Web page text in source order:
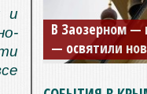
и
В Заозерном —
— освятили
Мужской
Дамиана в
для посещения